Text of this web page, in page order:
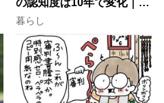
行語大賞にノミネート、法
律にも明記されたが果たし
て現在は？
暮らし